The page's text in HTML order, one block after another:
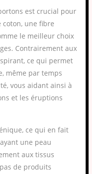
est crucial pour
une fibre
le meilleur choix
Contrairement aux
ce qui permet
même par temps
vous aidant ainsi à
et les éruptions
ce qui en fait
une peau
aux tissus
de produits